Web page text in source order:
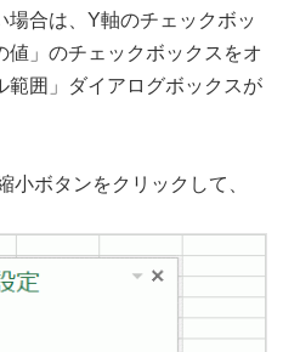
場合は、Y軸のチェックボッ
値」のチェックボックスをオ
範囲」ダイアログボックスが
小ボタンをクリックして、